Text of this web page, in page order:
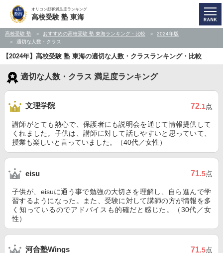
オリコン顧客満足度ランキング
高校受験 塾 東海
高校受験 塾 おすすめの高校受験 塾 東海ランキング・比較
2024年版
適切な人数・クラス
【2024年】高校受験 塾 東海の適切な人数・クラスランキング・比較
適切な人数・クラス 満足度ランキング
文理学院 72.1点
講師がとても熱心で、保護者にも説明会を通じて情報提供して
くれました。子供は、講師に対して話しやすいと思っていて、
授業も楽しいと言っていました。（40代／女性）
eisu 71.5点
子供が、eisuに通う事で勉強の大切さを理解し、自ら進んで学
習するようになった。また、受験に対して講師の方が情報を多
く知っているのでアドバイスも的確だと感じた。（30代／女
性）
河合塾Wings 71.5点